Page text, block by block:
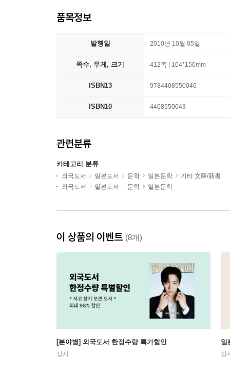
품목정보
발행일 2010년 10월 05일
쪽수, 무게, 크기 412쪽 | 104*150mm
ISBN13 9784408550046
ISBN10 4408550043
관련분류
카테고리 분류
외국도서 일본도서 문학 일본문학
기타 文庫/新書
외국도서
일본도서 문학 일본문학
이 상품의 이벤트 (8개)
[분야별] 외국도서 한정수량 특가할인
상시
일
상